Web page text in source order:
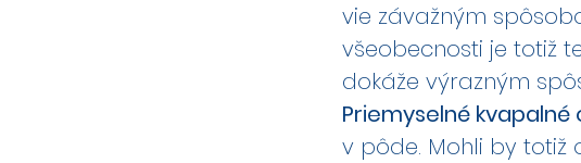
vie závažným
všeobecnosti je totiž
dokáže výrazným
Priemyselné
v pôde. Mohli by